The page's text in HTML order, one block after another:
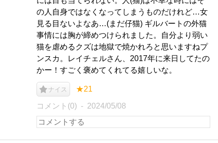
の人自身ではなくなってしまうものだけれど…女
見る目ないよなあ…(まだ仔猫) ギルバートの外猫
事情には胸が締めつけられました。自分より弱い
猫を虐めるクズは地獄で焼かれろと思いますねプ
ンスカ。レイチェルさん、2017年に来日してたの
かー！すごく褒めてくれてる嬉しいな。
ナイス ★21
コメント(0) 2024/05/08